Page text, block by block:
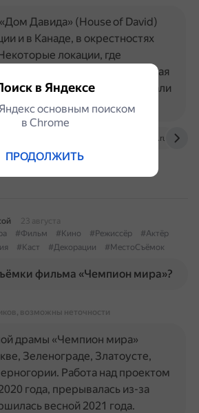
dzen.ru
Давида» (House of David)
и в Канаде, в окрестностях
локации, где
Сароникос, Греция. Изрезанная
глубокие синие воды создавали
23 августа
#Фильм #Кино #Режиссёр
#Актёр
#Каст #Декорации #МестоСъёмок
фильма «Чемпион мира»?
возможны неточности
драмы «Чемпион мира»
Зеленограде, Златоусте,
Работа над проектом
года, прерывалась из-за
весной 2021 года.
в Яндексе
основным поиском
в Сhrome
ПРОДОЛЖИТЬ